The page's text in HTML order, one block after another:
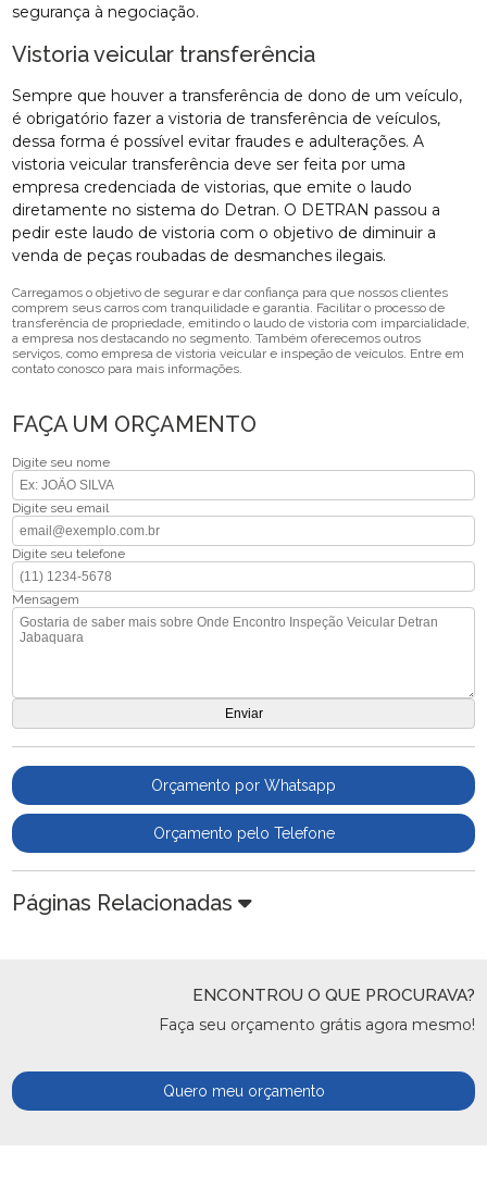
segurança à negociação.
Vistoria veicular transferência
Sempre que houver a transferência de dono de um veículo,
é obrigatório fazer a vistoria de transferência de veículos,
dessa forma é possível evitar fraudes e adulterações. A
vistoria veicular transferência deve ser feita por uma
empresa credenciada de vistorias, que emite o laudo
diretamente no sistema do Detran. O DETRAN passou a
pedir este laudo de vistoria com o objetivo de diminuir a
venda de peças roubadas de desmanches ilegais.
Carregamos o objetivo de segurar e dar confiança para que nossos clientes
comprem seus carros com tranquilidade e garantia. Facilitar o processo de
transferência de propriedade, emitindo o laudo de vistoria com imparcialidade,
a empresa nos destacando no segmento. Também oferecemos outros
serviços, como empresa de vistoria veicular e inspeção de veículos. Entre em
contato conosco para mais informações.
FAÇA UM ORÇAMENTO
Digite seu nome
Digite seu email
Digite seu telefone
Mensagem
Orçamento por Whatsapp
Orçamento pelo Telefone
Páginas Relacionadas
ENCONTROU O QUE PROCURAVA?
Faça seu orçamento grátis agora mesmo!
Quero meu orçamento